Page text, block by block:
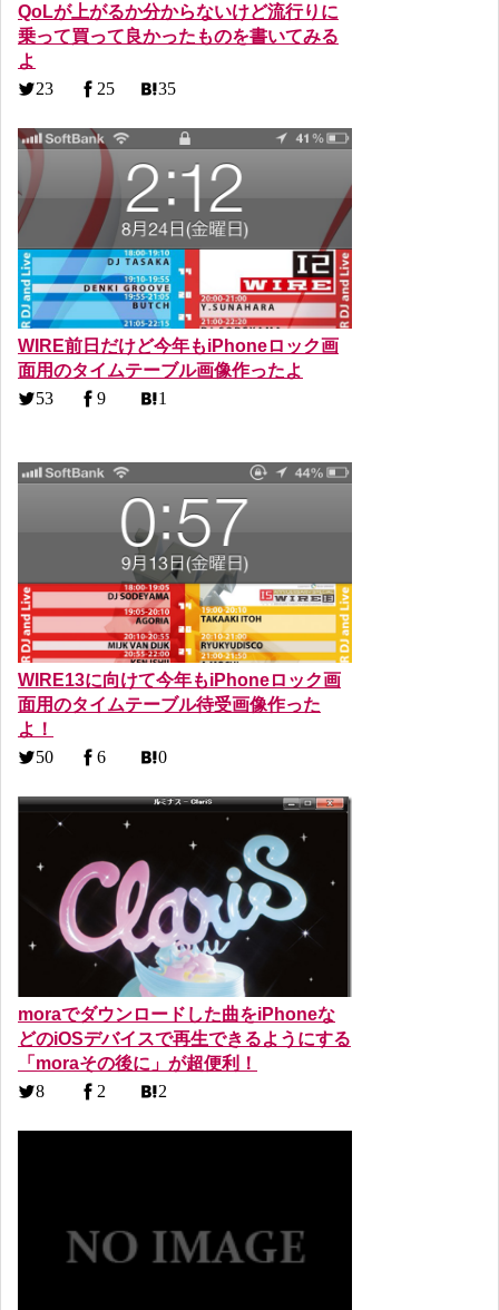
QoLが上がるか分からないけど流行りに
乗って買って良かったものを書いてみる
よ
23 25 35
WIRE前日だけど今年もiPhoneロック画
面用のタイムテーブル画像作ったよ
53 9 1
WIRE13に向けて今年もiPhoneロック画
面用のタイムテーブル待受画像作った
よ！
50 6 0
moraでダウンロードした曲をiPhoneな
どのiOSデバイスで再生できるようにする
「moraその後に」が超便利！
8 2 2